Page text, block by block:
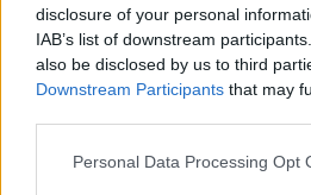
disclosure of your personal
IAB’s list of downstream
also be disclosed by us to third
Downstream Participants that may
Personal Data Processing Opt